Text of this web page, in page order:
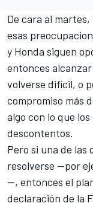
De cara al
esas
y Honda siguen
entonces
volverse difícil, o
compromiso más
algo con lo que
descontentos.
Pero si una de las
resolverse —por
—, entonces el
declaración de la